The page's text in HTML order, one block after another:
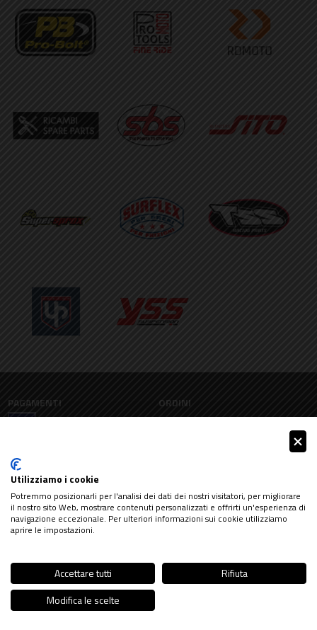
Utilizziamo i cookie
Potremmo posizionarli per l'analisi dei dati dei nostri visitatori, per migliorare
il nostro sito Web, mostrare contenuti personalizzati e offrirti un'esperienza di
navigazione eccezionale. Per ulteriori informazioni sui cookie utilizziamo
aprire le impostazioni.
Accettare tutti
Rifiuta
Modifica le scelte
PAGAMENTI
Bonifico
Paypal
ORDINI
Condizioni di vendita
SPEDIZIONI
Spedizione gratuita
Diritto di recesso
Richieste di reso
Lasciaci una recensione